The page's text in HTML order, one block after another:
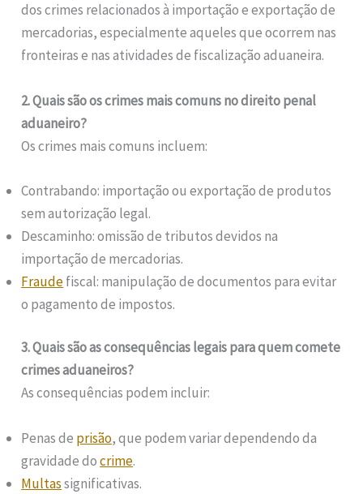
dos crimes relacionados à importação e exportação de
mercadorias, especialmente aqueles que ocorrem nas
fronteiras e nas atividades de fiscalização aduaneira.
2. Quais são os crimes mais comuns no direito penal
aduaneiro?
Os crimes mais comuns incluem:
Contrabando: importação ou exportação de produtos
sem autorização legal.
Descaminho: omissão de tributos devidos na
importação de mercadorias.
Fraudefiscal: manipulação de documentos para evitar
o pagamento de impostos.
3. Quais são as consequências legais para quem comete
crimes aduaneiros?
As consequências podem incluir:
Penas de prisão, que podem variar dependendo da
gravidade docrime.
Multassignificativas.